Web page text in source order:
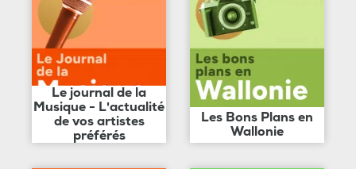
Le journal de la
Musique - L'actualité
de vos artistes
préférés
Les Bons Plans en
Wallonie